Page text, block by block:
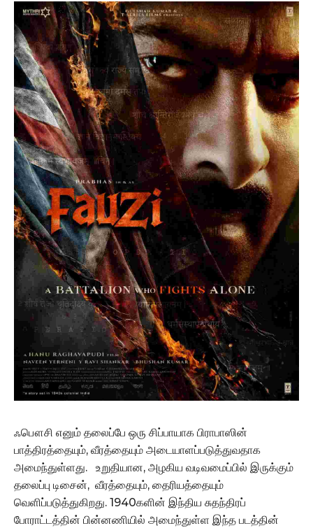
ஃபௌசி எனும் தலைப்பே ஒரு சிப்பாயாக பிராபாஸின்
பாத்திரத்தையும், வீரத்தையும் அடையாளப்படுத்துவதாக
அமைந்துள்ளது. உறுதியான, அழகிய வடிவமைப்பில் இருக்கும்
தலைப்பு டிசைன், வீரத்தையும், தைரியத்தையும்
வெளிப்படுத்துகிறது. 1940களின் இந்திய சுதந்திரப்
போராட்டத்தின் பின்னணியில் அமைந்துள்ள இந்த படத்தின்